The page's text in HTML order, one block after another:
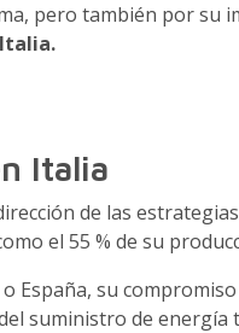
pero también por su
Italia
de las
el 55 % de su
España, su
suministro de